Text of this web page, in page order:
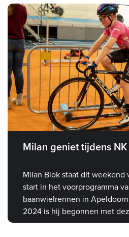
Milan geniet tijdens
Milan Blok staat dit weekend
start in het voorprogramma
baanwielrennen in
2024 is hij begonnen met